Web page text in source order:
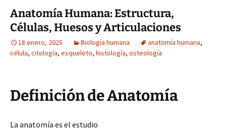
Anatomía Humana: Estructura,
Células, Huesos y Articulaciones
18 enero, 2025 Biología humana anatomía humana,
célula, citología, esqueleto, histología, osteología
Definición de Anatomía
La anatomía es el estudio